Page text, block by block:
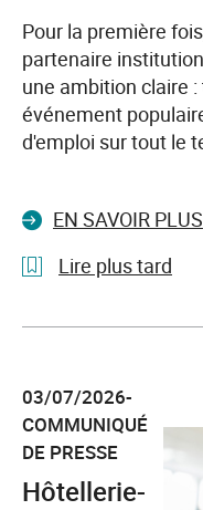
Pour la première
partenaire
une ambition claire
événement
d'emploi sur tout le
EN SAVOIR PLUS
Lire plus tard
l'article
le
Tour
de
France
03/07/2026-
COMMUNIQUÉ
DE PRESSE
Hôtellerie-